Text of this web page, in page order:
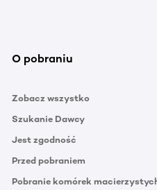
O pobraniu
Zobacz wszystko
Szukanie Dawcy
Jest zgodność
Przed pobraniem
Pobranie komórek